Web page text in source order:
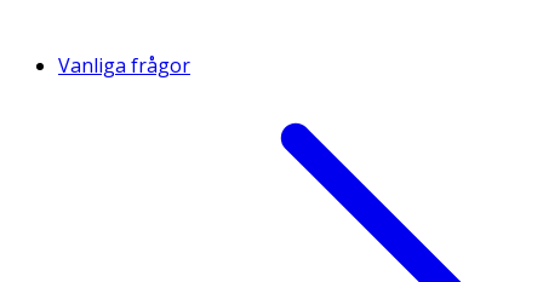
Vanliga frågor